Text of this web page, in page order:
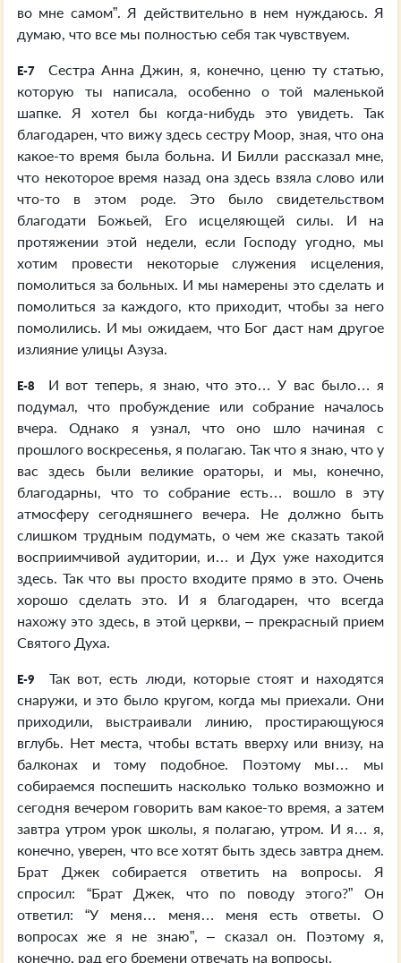
во мне самом”. Я действительно в нем нуждаюсь. Я
думаю, что все мы полностью себя так чувствуем.
E-7
Сестра Анна Джин, я, конечно, ценю ту статью,
которую ты написала, особенно о той маленькой
шапке. Я хотел бы когда-нибудь это увидеть. Так
благодарен, что вижу здесь сестру Моор, зная, что она
какое-то время была больна. И Билли рассказал мне,
что некоторое время назад она здесь взяла слово или
что-то в этом роде. Это было свидетельством
благодати Божьей, Его исцеляющей силы. И на
протяжении этой недели, если Господу угодно, мы
хотим провести некоторые служения исцеления,
помолиться за больных. И мы намерены это сделать и
помолиться за каждого, кто приходит, чтобы за него
помолились. И мы ожидаем, что Бог даст нам другое
излияние улицы Азуза.
E-8
И вот теперь, я знаю, что это… У вас было… я
подумал, что пробуждение или собрание началось
вчера. Однако я узнал, что оно шло начиная с
прошлого воскресенья, я полагаю. Так что я знаю, что у
вас здесь были великие ораторы, и мы, конечно,
благодарны, что то собрание есть… вошло в эту
атмосферу сегодняшнего вечера. Не должно быть
слишком трудным подумать, о чем же сказать такой
восприимчивой аудитории, и… и Дух уже находится
здесь. Так что вы просто входите прямо в это. Очень
хорошо сделать это. И я благодарен, что всегда
нахожу это здесь, в этой церкви, – прекрасный прием
Святого Духа.
E-9
Так вот, есть люди, которые стоят и находятся
снаружи, и это было кругом, когда мы приехали. Они
приходили, выстраивали линию, простирающуюся
вглубь. Нет места, чтобы встать вверху или внизу, на
балконах и тому подобное. Поэтому мы… мы
собираемся поспешить насколько только возможно и
сегодня вечером говорить вам какое-то время, а затем
завтра утром урок школы, я полагаю, утром. И я… я,
конечно, уверен, что все хотят быть здесь завтра днем.
Брат Джек собирается ответить на вопросы. Я
спросил: “Брат Джек, что по поводу этого?” Он
ответил: “У меня… меня… меня есть ответы. О
вопросах же я не знаю”, – сказал он. Поэтому я,
конечно, рад его бремени отвечать на вопросы.